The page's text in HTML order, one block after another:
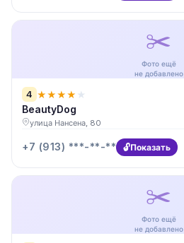
✂️
Фото ещё
не добавлено
4 ★★★★ ★
BeautyDog
улица Нансена, 80
+7 (913) ***-**-** Показать
✂️
Фото ещё
не добавлено